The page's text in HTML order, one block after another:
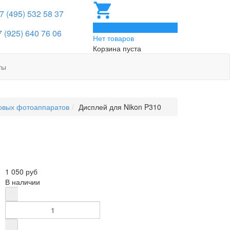
(495) 532 58 37
(925) 640 76 06
Нет товаров
Корзина пуста
фотоаппаратов Дисплей для Nikon P310
1 050 руб
В наличии